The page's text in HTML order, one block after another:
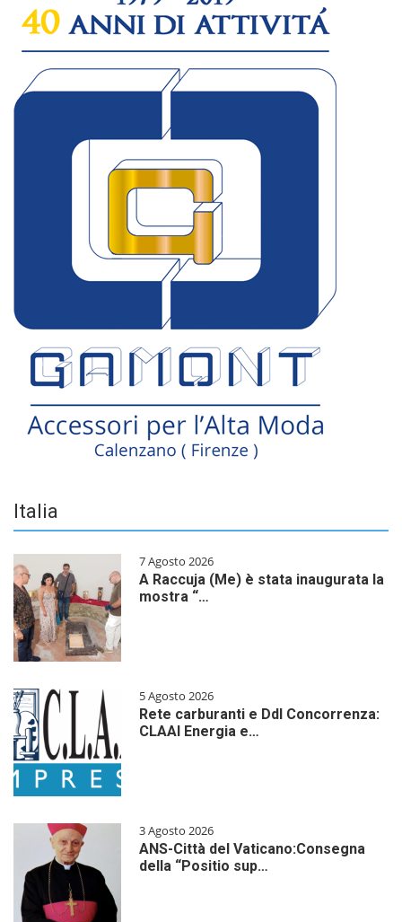
Italia
7 Agosto 2026
A Raccuja (Me) è stata inaugurata la
mostra “…
5 Agosto 2026
Rete carburanti e Ddl Concorrenza:
CLAAI Energia e…
3 Agosto 2026
ANS-Città del Vaticano:Consegna
della “Positio sup…